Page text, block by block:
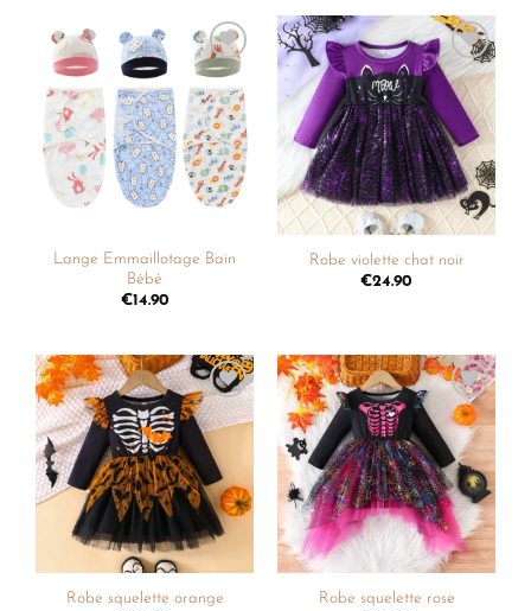
Ajouter
à la
liste de
souhaits
Lange Emmaillotage Bain
Bébé
€14.90
Ajouter
à la
liste de
souhaits
Robe violette chat noir
€24.90
Ajouter
à la
liste de
souhaits
Robe squelette orange
Ajouter
à la
liste de
souhaits
Robe squelette rose